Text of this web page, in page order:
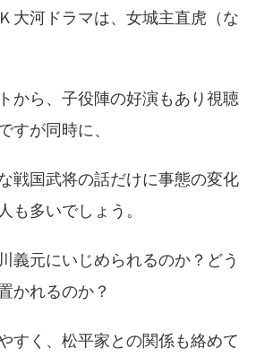
大河ドラマは、女城主直虎（な
から、子役陣の好演もあり視聴
すが同時に、
戦国武将の話だけに事態の変化
も多いでしょう。
義元にいじめられるのか？どう
かれるのか？
すく、松平家との関係も絡めて